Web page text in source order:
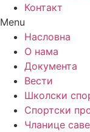
Контакт
Menu
Насловна
О нама
Документа
Вести
Школски
Спортски
Чланице